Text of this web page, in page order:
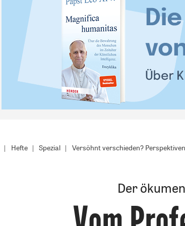
Hefte Spezial Versöhnt verschieden?
Der